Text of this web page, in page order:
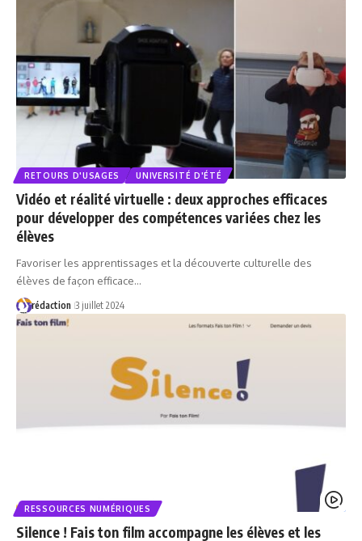
RETOURS D'USAGES UNIVERSITÉ D'ÉTÉ
Vidéo et réalité virtuelle : deux approches efficaces
pour développer des compétences variées chez les
élèves
Favoriser les apprentissages et la découverte culturelle des
élèves de façon efficace…
rédaction 3 juillet 2024
RESSOURCES NUMÉRIQUES
Silence ! Fais ton film accompagne les élèves et les